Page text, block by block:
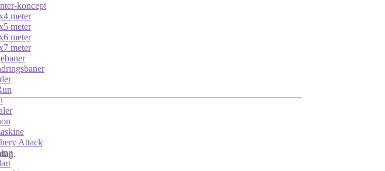
koncept
meter
meter
meter
meter
Attack